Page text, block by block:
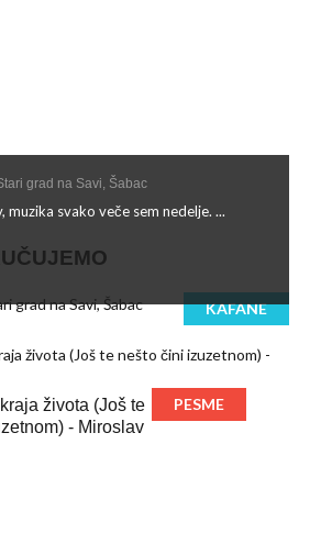
KAFANE
grad na Savi, Šabac
muzika svako veče sem nedelje. ...
života (Još te
- Miroslav
PESME